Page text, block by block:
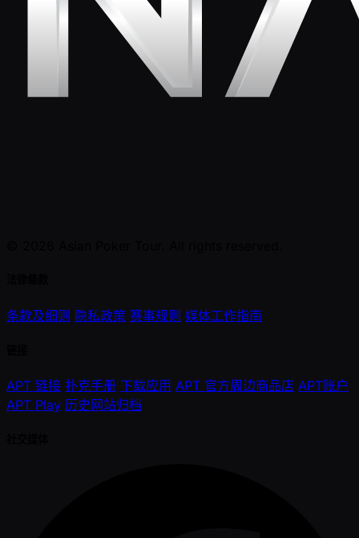
条款及细则 隐私政策 赛事规则 媒体工作指南
APT 链接 扑克手册 下载应用 APT 官方周边商品店 APT账户
APT Play 历史网站归档